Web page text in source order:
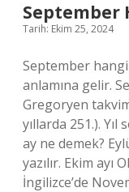
September
Tarih: Ekim 25, 2024
September hangi
anlamına gelir.
Gregoryen
yıllarda 251.).
ay ne demek?
yazılır. Ekim ayı
İngilizce’de